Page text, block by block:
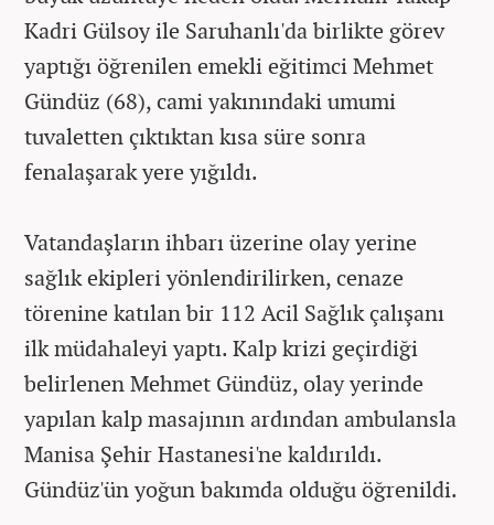
Kadri Gülsoy ile Saruhanlı'da birlikte görev
yaptığı öğrenilen emekli eğitimci Mehmet
Gündüz (68), cami yakınındaki umumi
tuvaletten çıktıktan kısa süre sonra
fenalaşarak yere yığıldı.
Vatandaşların ihbarı üzerine olay yerine
sağlık ekipleri yönlendirilirken, cenaze
törenine katılan bir 112 Acil Sağlık çalışanı
ilk müdahaleyi yaptı. Kalp krizi geçirdiği
belirlenen Mehmet Gündüz, olay yerinde
yapılan kalp masajının ardından ambulansla
Manisa Şehir Hastanesi'ne kaldırıldı.
Gündüz'ün yoğun bakımda olduğu öğrenildi.